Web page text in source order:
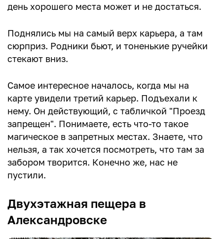
день хорошего места может и не достаться.
Поднялись мы на самый верх карьера, а там
сюрприз. Родники бьют, и тоненькие ручейки
стекают вниз.
Самое интересное началось, когда мы на
карте увидели третий карьер. Подъехали к
нему. Он действующий, с табличкой "Проезд
запрещен". Понимаете, есть что-то такое
магическое в запретных местах. Знаете, что
нельзя, а так хочется посмотреть, что там за
забором творится. Конечно же, нас не
пустили.
Двухэтажная пещера в
Александровске